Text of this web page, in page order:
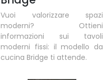
Vuoi valorizzare spazi
moderni? Ottieni
informazioni sui tavoli
moderni fissi: il modello da
cucina Bridge ti attende.